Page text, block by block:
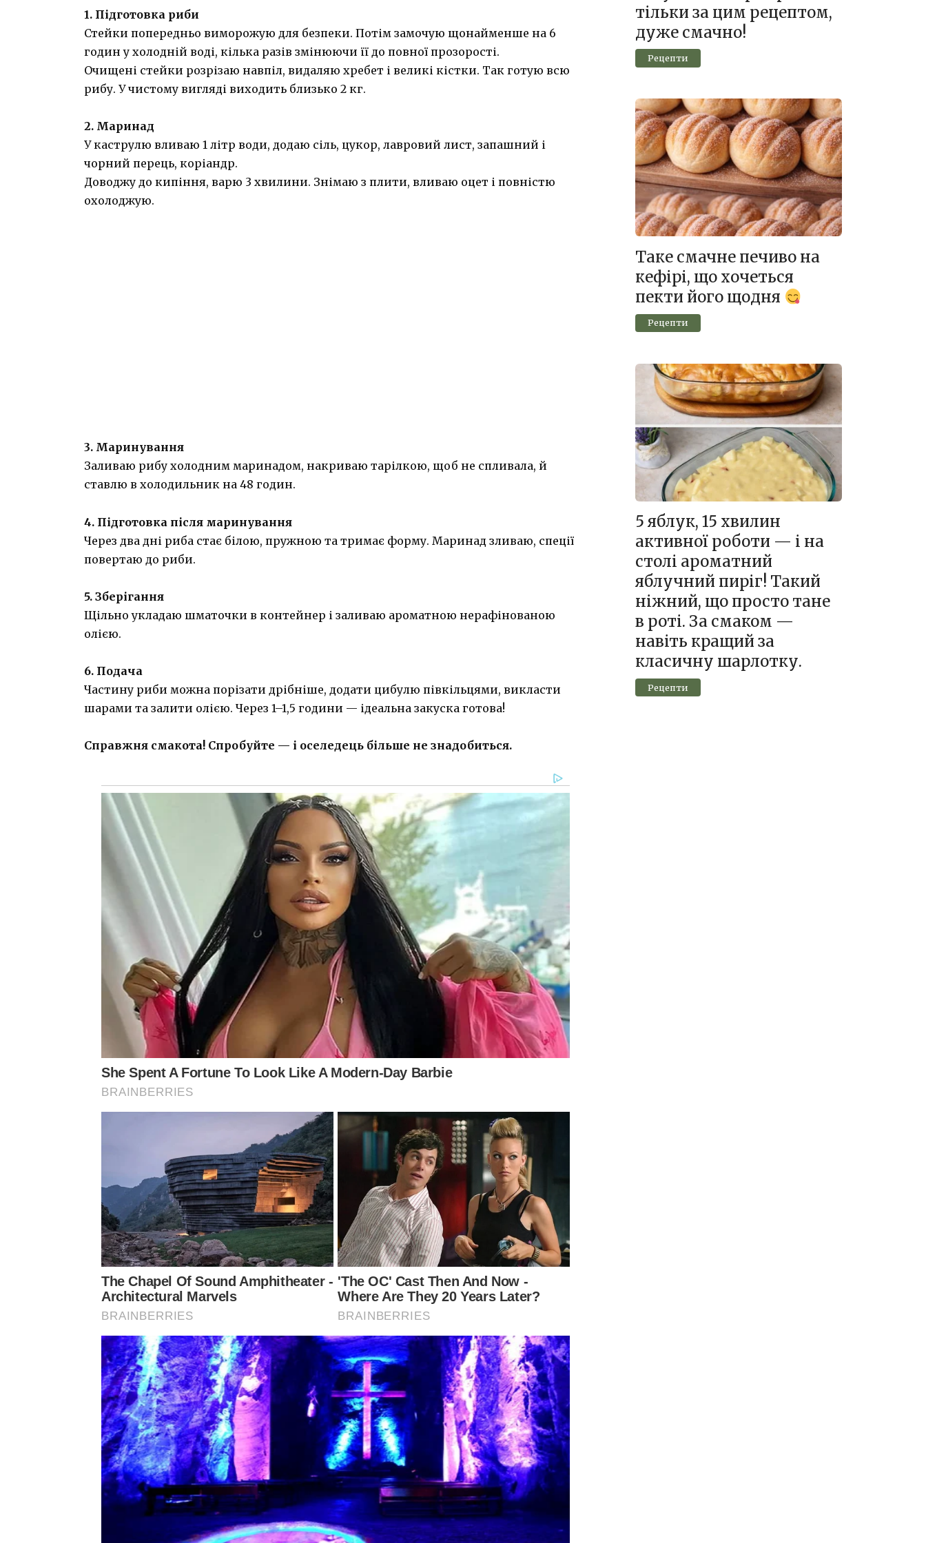
1. Підготовка риби
Стейки попередньо виморожую для безпеки. Потім замочую щонайменше на 6
годин у холодній воді, кілька разів змінюючи її до повної прозорості.
Очищені стейки розрізаю навпіл, видаляю хребет і великі кістки. Так готую всю
рибу. У чистому вигляді виходить близько 2 кг.
2. Маринад
У каструлю вливаю 1 літр води, додаю сіль, цукор, лавровий лист, запашний і
чорний перець, коріандр.
Доводжу до кипіння, варю 3 хвилини. Знімаю з плити, вливаю оцет і повністю
охолоджую.
3. Маринування
Заливаю рибу холодним маринадом, накриваю тарілкою, щоб не спливала, й
ставлю в холодильник на 48 годин.
4. Підготовка після маринування
Через два дні риба стає білою, пружною та тримає форму. Маринад зливаю, спеції
повертаю до риби.
5. Зберігання
Щільно укладаю шматочки в контейнер і заливаю ароматною нерафінованою
олією.
6. Подача
Частину риби можна порізати дрібніше, додати цибулю півкільцями, викласти
шарами та залити олією. Через 1–1,5 години — ідеальна закуска готова!
Справжня смакота! Спробуйте — і оселедець більше не знадобиться.
тільки за цим рецептом,
дуже смачно!
Рецепти
Таке смачне печиво на
кефірі, що хочеться
пекти його щодня
Рецепти
5 яблук, 15 хвилин
активної роботи — і на
столі ароматний
яблучний пиріг! Такий
ніжний, що просто тане
в роті. За смаком —
навіть кращий за
класичну шарлотку.
Рецепти